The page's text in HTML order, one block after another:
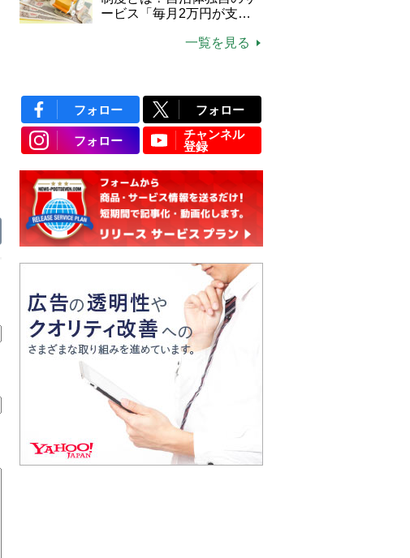
ービス「毎月2万円が支給
一覧を見る
フォロー フォロー
フォロー
チャンネル
登録